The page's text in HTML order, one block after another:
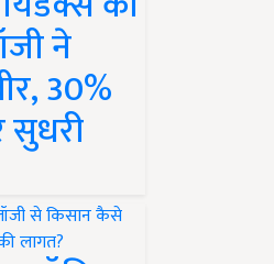
ने
30%